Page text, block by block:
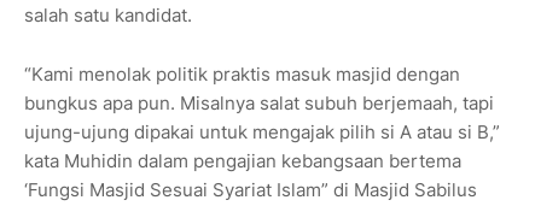
salah satu kandidat.
“Kami menolak politik praktis masuk masjid dengan
bungkus apa pun. Misalnya salat subuh berjemaah, tapi
ujung-ujung dipakai untuk mengajak pilih si A atau si B,”
kata Muhidin dalam pengajian kebangsaan bertema
‘Fungsi Masjid Sesuai Syariat Islam” di Masjid Sabilus